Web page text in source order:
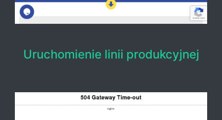
Uruchomienie linii produkcyjnej